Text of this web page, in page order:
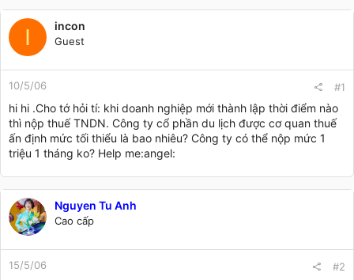
r
I incon
Guest
10/5/06 #1
hi hi .Cho tớ hỏi tí: khi doanh nghiệp mới thành lập thời điểm nào
thì nộp thuế TNDN. Công ty cổ phần du lịch được cơ quan thuế
ấn định mức tối thiểu là bao nhiêu? Công ty có thể nộp mức 1
triệu 1 tháng ko? Help me:angel:
Nguyen Tu Anh
Cao cấp
15/5/06 #2